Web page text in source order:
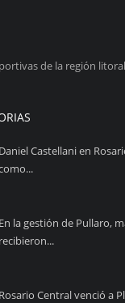
de la región
Daniel Castellani en
En la gestión de Pullaro,
recibieron...
Rosario Central venció a